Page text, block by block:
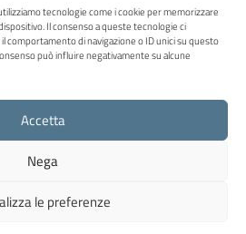
tecnologie come i cookie per memorizzare
Il consenso a queste tecnologie ci
comportamento di navigazione o ID unici su questo
può influire negativamente su alcune
Accetta
Nega
le preferenze
Cookie PolicyNote legali
ufficio: UF46DH - Via C. Marchesi, 73 -
- blis01300n@pec.istruzione.it -
Concept & Design by Designers Italia